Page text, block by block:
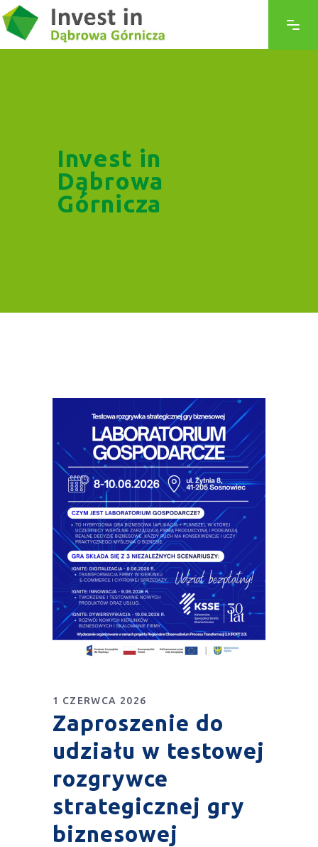
Invest in
Dąbrowa
Górnicza
1 CZERWCA 2026
Zaproszenie do
udziału w testowej
rozgrywce
strategicznej gry
biznesowej